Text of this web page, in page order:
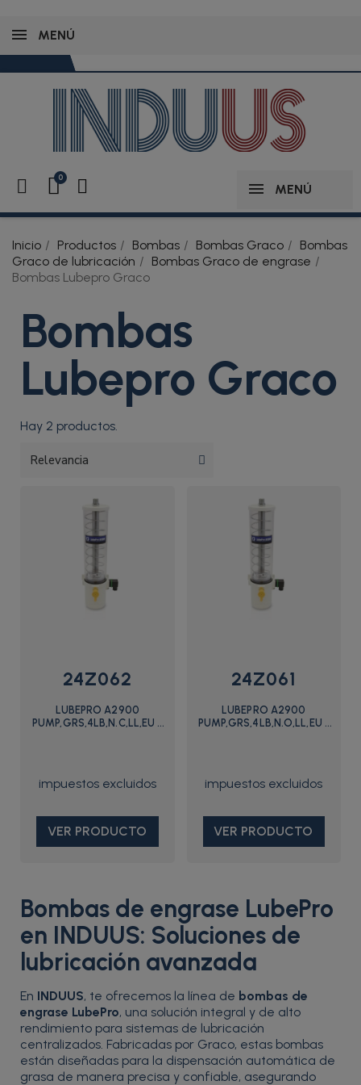
MENÚ
MENÚ
Inicio Productos Bombas Bombas Graco
Bombas
Graco de lubricación
Bombas Graco de engrase
Bombas Lubepro Graco
Bombas
Lubepro Graco
Hay 2 productos.
24Z062
LUBEPRO A2900
PUMP,GRS,4LB,N.C,LL,EU -
VER PRODUCTO
24Z061
LUBEPRO A2900
PUMP,GRS,4LB,N.O,LL,EU -
VER PRODUCTO
Bombas de engrase LubePro
en INDUUS: Soluciones de
lubricación avanzada
En INDUUS, te ofrecemos la línea de bombas de
engrase LubePro, una solución integral y de alto
rendimiento para sistemas de lubricación
centralizados. Fabricadas por Graco, estas bombas
están diseñadas para la dispensación automática de
grasa de manera precisa y confiable, asegurando